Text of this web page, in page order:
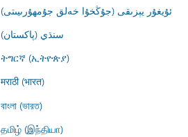
ئۇيغۇر يېزىقى (جۇڭخۇا خەلق جۇمھۇرىيىتى)
سنڌي (پاکستان)
ትግርኛ (ኢትዮጵያ)
मराठी (भारत)
বাংলা (ভারত)
தமிழ் (இந்தியா)